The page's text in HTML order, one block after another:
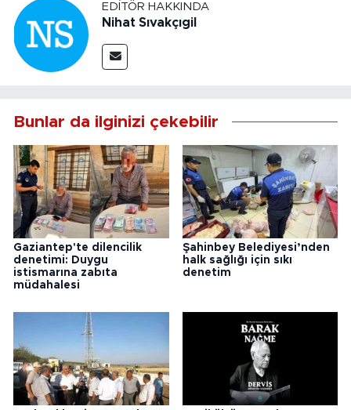
EDITÖR HAKKINDA
Nihat Sıvakçıgil
Bunlar da ilginizi çekebilir
Gaziantep'te dilencilik
denetimi: Duygu
istismarına zabıta
müdahalesi
Şahinbey Belediyesi’nden
halk sağlığı için sıkı
denetim